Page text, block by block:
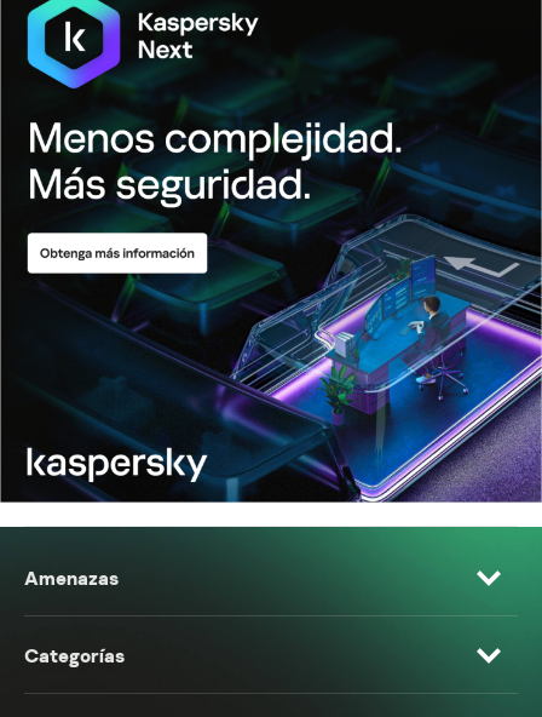
Amenazas
Categorías